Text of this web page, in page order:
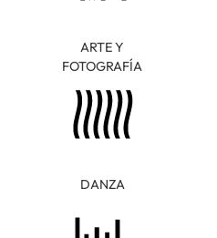
ARTE Y
FOTOGRAFÍA
DANZA